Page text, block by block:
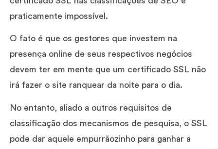
praticamente impossível.
O fato é que os gestores que investem na
presença online de seus respectivos negócios
devem ter em mente que um certificado SSL não
irá fazer o site ranquear da noite para o dia.
No entanto, aliado a outros requisitos de
classificação dos mecanismos de pesquisa, o SSL
pode dar aquele empurrãozinho para ganhar a